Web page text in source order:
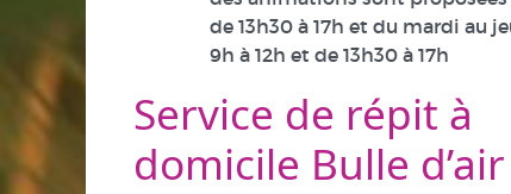
de 13h30 à 17h et du mardi au
9h à 12h et de 13h30 à 17h
Service de répit à
domicile Bulle d’air